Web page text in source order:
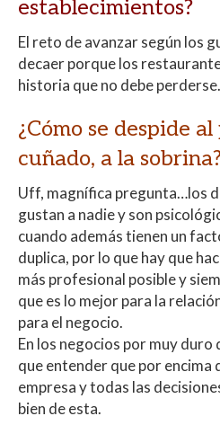
establecimientos?
El reto de avanzar según los
decaer porque los
historia que no debe perderse.
¿Cómo se despide
cuñado, a la
Uff, magnífica pregunta…los
gustan a nadie y son
cuando además tienen un
duplica, por lo que hay que
más profesional posible y
que es lo mejor para la
para el negocio.
En los negocios por muy duro
que entender que por encima
empresa y todas las
bien de esta.